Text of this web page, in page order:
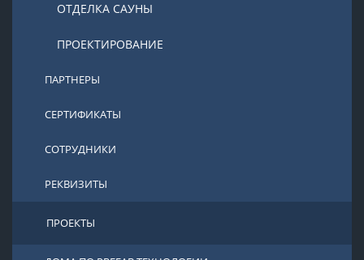
ОТДЕЛКА САУНЫ
ПРОЕКТИРОВАНИЕ
ПАРТНЕРЫ
СЕРТИФИКАТЫ
СОТРУДНИКИ
РЕКВИЗИТЫ
ПРОЕКТЫ